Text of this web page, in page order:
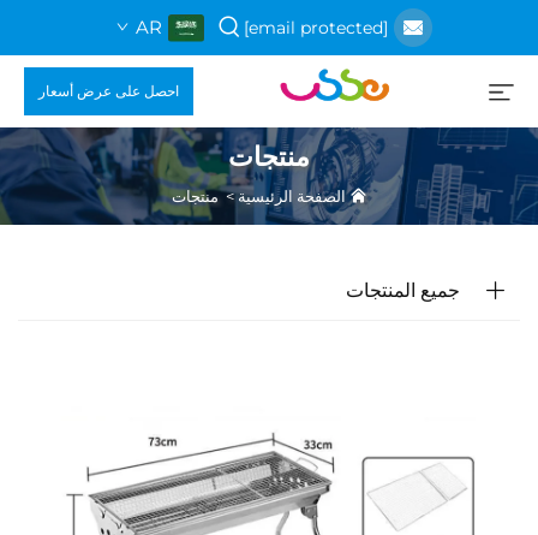
[email protected]
AR
احصل على عرض أسعار
منتجات
الصفحة الرئيسية>منتجات
جميع المنتجات